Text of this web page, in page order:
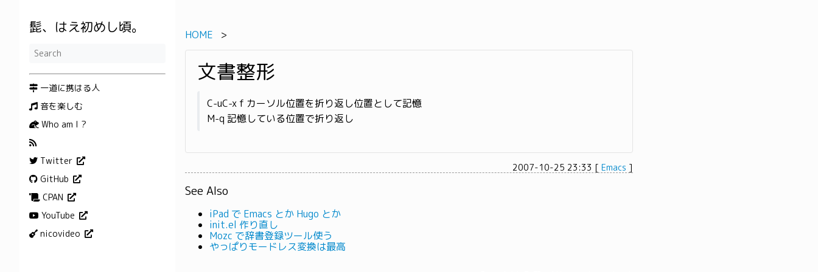
髭、はえ初めし頃。
一道に携はる人
音を楽しむ
Who am I ?
Twitter
GitHub
CPAN
YouTube
nicovideo
HOME
文書整形
C-uC-x f カーソル位置を折り返し位置として記憶
M-q 記憶している位置で折り返し
2007-10-25 23:33 [ Emacs ]
See Also
iPad で Emacs とか Hugo とか
init.el 作り直し
Mozc で辞書登録ツール使う
やっぱりモードレス変換は最高